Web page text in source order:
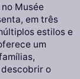
Musée
em três
estilos e
um
o